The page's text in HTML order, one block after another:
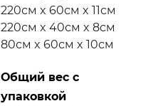
220см x 60см x 11см
220см x 40см x 8см
80см x 60см x 10см
Общий вес с
упаковкой